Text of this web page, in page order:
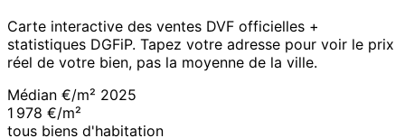
Carte interactive des ventes DVF officielles +
statistiques DGFiP. Tapez votre adresse pour voir le prix
réel de votre bien, pas la moyenne de la ville.
Médian €/m² 2025
1 978 €/m²
tous biens d'habitation